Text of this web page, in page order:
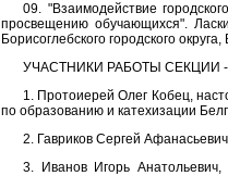
09. "Взаимодействие
просвещению обучающихся".
Борисоглебского городского
УЧАСТНИКИ РАБОТЫ СЕКЦИИ
1. Протоиерей Олег Кобец,
по образованию и катехизации
2. Гавриков Сергей
3. Иванов Игорь